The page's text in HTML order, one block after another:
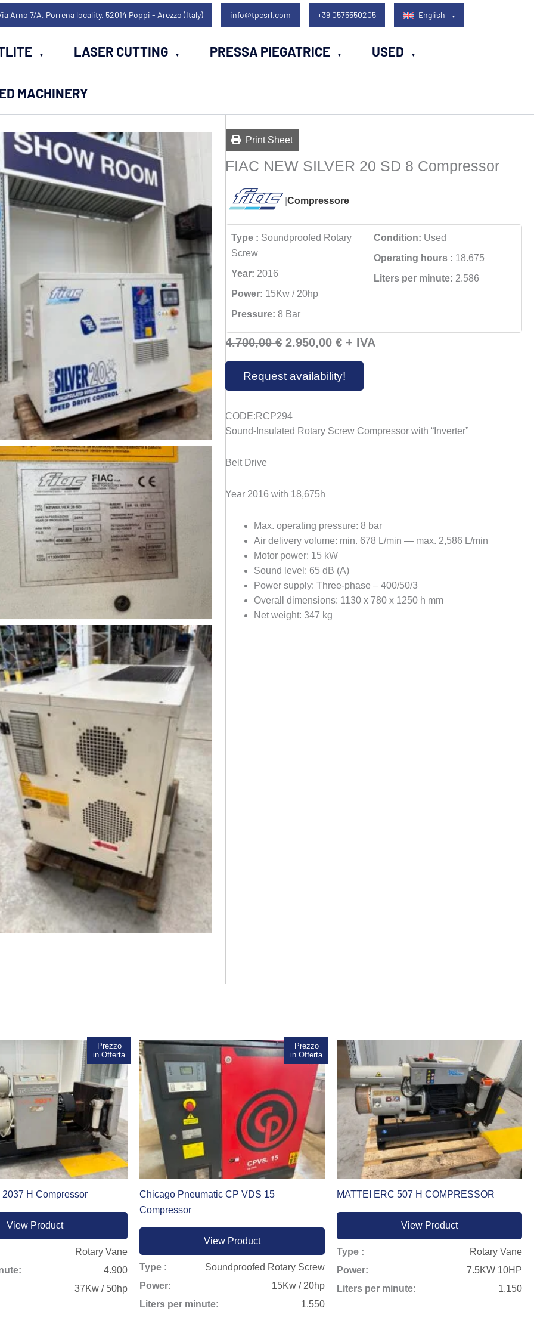
Arno 7/A, Porrena locality, 52014 Poppi - Arezzo (Italy) info@tpcsrl.com +39 0575550205 English
LASER CUTTING PRESSA PIEGATRICE USED
MACHINERY
Print Sheet
FIAC NEW SILVER 20 SD 8 Compressor
|Compressore
Type : Soundproofed Rotary
Screw
Year: 2016
Power: 15Kw / 20hp
Pressure: 8 Bar
Condition: Used
Operating hours : 18.675
Liters per minute: 2.586
4.700,00€ Original
price
was:
2.950,00€Current
price
is:
+ IVA
Request availability!
CODE:RCP294
Sound-Insulated Rotary Screw Compressor with “Inverter”
Belt Drive
Year 2016 with 18,675h
Max. operating pressure: 8 bar
Air delivery volume: min. 678 L/min — max. 2,586 L/min
Motor power: 15 kW
Sound level: 65 dB (A)
Power supply: Three-phase – 400/50/3
Overall dimensions: 1130 x 780 x 1250 h mm
Net weight: 347 kg
Sale!
Prezzo
in Offerta
H Compressor
View Product
Rotary Vane
4.900
37Kw / 50hp
Sale!
Prezzo
in Offerta
Chicago Pneumatic CP VDS 15
Compressor
View Product
Type :
Soundproofed Rotary Screw
Power:
15Kw / 20hp
Liters per minute:
1.550
MATTEI ERC 507 H COMPRESSOR
View Product
Type :
Rotary Vane
Power:
7.5KW 10HP
Liters per minute:
1.150